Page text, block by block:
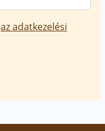
az adatkezelési